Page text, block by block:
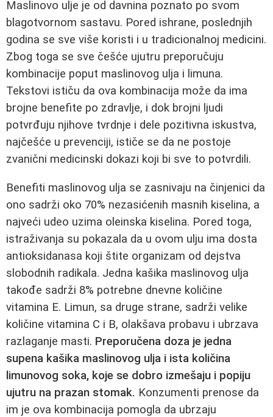
Maslinovo ulje je od davnina poznato po svom
blagotvornom sastavu. Pored ishrane, poslednjih
godina se sve više koristi i u tradicionalnoj medicini.
Zbog toga se sve češće ujutru preporučuju
kombinacije poput maslinovog ulja i limuna.
Tekstovi ističu da ova kombinacija može da ima
brojne benefite po zdravlje, i dok brojni ljudi
potvrđuju njihove tvrdnje i dele pozitivna iskustva,
najčešće u prevenciji, ističe se da ne postoje
zvanični medicinski dokazi koji bi sve to potvrdili.
Benefiti maslinovog ulja se zasnivaju na činjenici da
ono sadrži oko 70% nezasićenih masnih kiselina, a
najveći udeo uzima oleinska kiselina. Pored toga,
istraživanja su pokazala da u ovom ulju ima dosta
antioksidanasa koji štite organizam od dejstva
slobodnih radikala. Jedna kašika maslinovog ulja
takođe sadrži 8% potrebne dnevne količine
vitamina E. Limun, sa druge strane, sadrži velike
količine vitamina C i B, olakšava probavu i ubrzava
razlaganje masti. Preporučena doza je jedna
supena kašika maslinovog ulja i ista količina
limunovog soka, koje se dobro izmešaju i popiju
ujutru na prazan stomak. Konzumenti prenose da
im je ova kombinacija pomogla da ubrzaju